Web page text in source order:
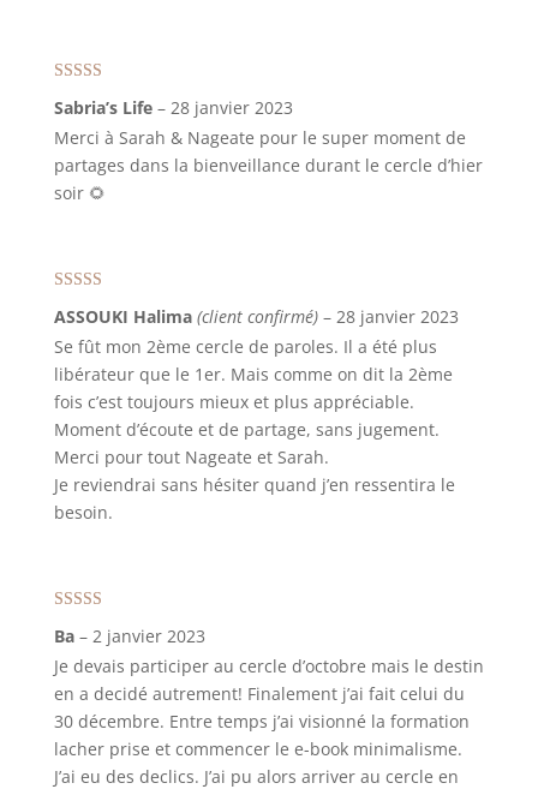
Sabria’s Life – 28 janvier 2023
Merci à Sarah & Nageate pour le super moment de
partages dans la bienveillance durant le cercle d’hier
soir 🌻
5
ASSOUKI Halima (client confirmé) – 28 janvier 2023
Se fût mon 2ème cercle de paroles. Il a été plus
libérateur que le 1er. Mais comme on dit la 2ème
fois c’est toujours mieux et plus appréciable.
Moment d’écoute et de partage, sans jugement.
Merci pour tout Nageate et Sarah.
Je reviendrai sans hésiter quand j’en ressentira le
besoin.
Ba – 2 janvier 2023
Je devais participer au cercle d’octobre mais le destin
en a decidé autrement! Finalement j’ai fait celui du
30 décembre. Entre temps j’ai visionné la formation
lacher prise et commencer le e-book minimalisme.
J’ai eu des declics. J’ai pu alors arriver au cercle en